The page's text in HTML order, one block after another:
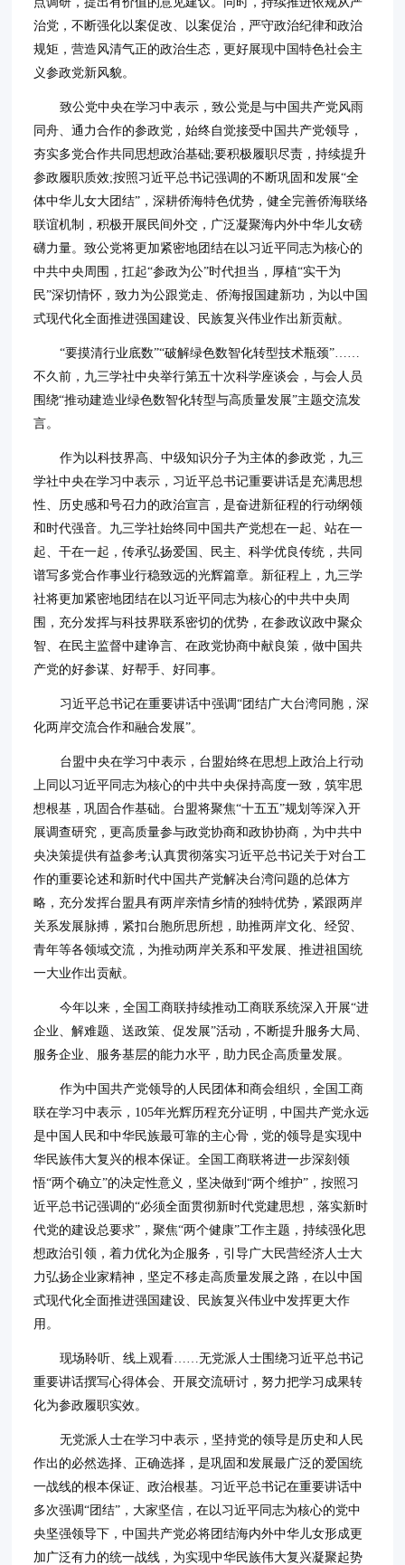
治党，不断强化以案促改、以案促治，严守政治纪律和政治
规矩，营造风清气正的政治生态，更好展现中国特色社会主
义参政党新风貌。
致公党中央在学习中表示，致公党是与中国共产党风雨
同舟、通力合作的参政党，始终自觉接受中国共产党领导，
夯实多党合作共同思想政治基础;要积极履职尽责，持续提升
参政履职质效;按照习近平总书记强调的不断巩固和发展“全
体中华儿女大团结”，深耕侨海特色优势，健全完善侨海联络
联谊机制，积极开展民间外交，广泛凝聚海内外中华儿女磅
礴力量。致公党将更加紧密地团结在以习近平同志为核心的
中共中央周围，扛起“参政为公”时代担当，厚植“实干为
民”深切情怀，致力为公跟党走、侨海报国建新功，为以中国
式现代化全面推进强国建设、民族复兴伟业作出新贡献。
“要摸清行业底数”“破解绿色数智化转型技术瓶颈”……
不久前，九三学社中央举行第五十次科学座谈会，与会人员
围绕“推动建造业绿色数智化转型与高质量发展”主题交流发
言。
作为以科技界高、中级知识分子为主体的参政党，九三
学社中央在学习中表示，习近平总书记重要讲话是充满思想
性、历史感和号召力的政治宣言，是奋进新征程的行动纲领
和时代强音。九三学社始终同中国共产党想在一起、站在一
起、干在一起，传承弘扬爱国、民主、科学优良传统，共同
谱写多党合作事业行稳致远的光辉篇章。新征程上，九三学
社将更加紧密地团结在以习近平同志为核心的中共中央周
围，充分发挥与科技界联系密切的优势，在参政议政中聚众
智、在民主监督中建诤言、在政党协商中献良策，做中国共
产党的好参谋、好帮手、好同事。
习近平总书记在重要讲话中强调“团结广大台湾同胞，深
化两岸交流合作和融合发展”。
台盟中央在学习中表示，台盟始终在思想上政治上行动
上同以习近平同志为核心的中共中央保持高度一致，筑牢思
想根基，巩固合作基础。台盟将聚焦“十五五”规划等深入开
展调查研究，更高质量参与政党协商和政协协商，为中共中
央决策提供有益参考;认真贯彻落实习近平总书记关于对台工
作的重要论述和新时代中国共产党解决台湾问题的总体方
略，充分发挥台盟具有两岸亲情乡情的独特优势，紧跟两岸
关系发展脉搏，紧扣台胞所思所想，助推两岸文化、经贸、
青年等各领域交流，为推动两岸关系和平发展、推进祖国统
一大业作出贡献。
今年以来，全国工商联持续推动工商联系统深入开展“进
企业、解难题、送政策、促发展”活动，不断提升服务大局、
服务企业、服务基层的能力水平，助力民企高质量发展。
作为中国共产党领导的人民团体和商会组织，全国工商
联在学习中表示，105年光辉历程充分证明，中国共产党永远
是中国人民和中华民族最可靠的主心骨，党的领导是实现中
华民族伟大复兴的根本保证。全国工商联将进一步深刻领
悟“两个确立”的决定性意义，坚决做到“两个维护”，按照习
近平总书记强调的“必须全面贯彻新时代党建思想，落实新时
代党的建设总要求”，聚焦“两个健康”工作主题，持续强化思
想政治引领，着力优化为企服务，引导广大民营经济人士大
力弘扬企业家精神，坚定不移走高质量发展之路，在以中国
式现代化全面推进强国建设、民族复兴伟业中发挥更大作
用。
现场聆听、线上观看……无党派人士围绕习近平总书记
重要讲话撰写心得体会、开展交流研讨，努力把学习成果转
化为参政履职实效。
无党派人士在学习中表示，坚持党的领导是历史和人民
作出的必然选择、正确选择，是巩固和发展最广泛的爱国统
一战线的根本保证、政治根基。习近平总书记在重要讲话中
多次强调“团结”，大家坚信，在以习近平同志为核心的党中
央坚强领导下，中国共产党必将团结海内外中华儿女形成更
加广泛有力的统一战线，为实现中华民族伟大复兴凝聚起势